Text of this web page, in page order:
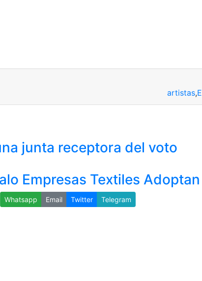
artistas,
junta receptora del voto
Empresas Textiles
Whatsapp Email Twitter Telegram